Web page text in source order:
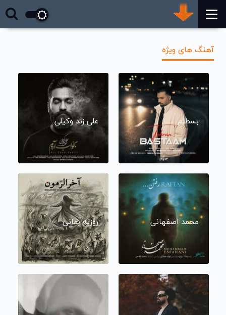
آهنگ های ویژه
بسطام علی زند وکیلی
محمد اصفهانی روزبه بمانی